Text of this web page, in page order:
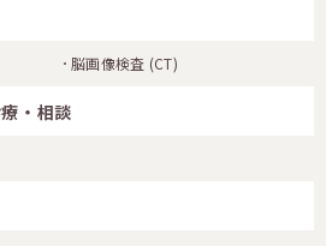
脳画像検査 (CT)
・相談